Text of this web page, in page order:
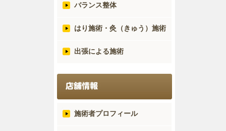
バランス整体
はり施術・灸（きゅう）施術
出張による施術
施術者プロフィール